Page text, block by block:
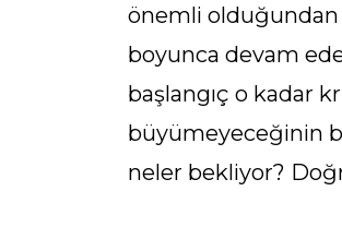
önemli olduğundan
boyunca devam
başlangıç o kadar
büyümeyeceğinin
neler bekliyor?